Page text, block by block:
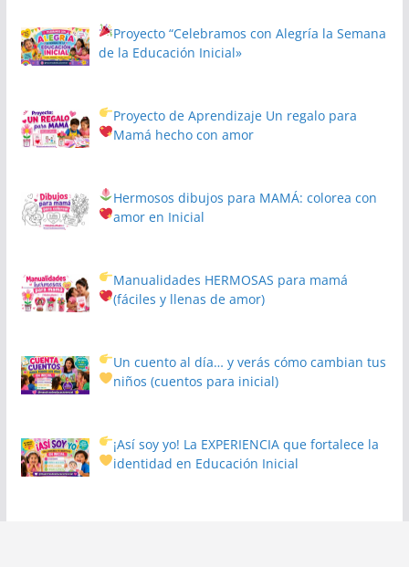
Proyecto“Celebramos con Alegría la Semana
de la Educación Inicial»
Proyecto de Aprendizaje Un regalo para
Mamá hecho con amor
Hermosos dibujos para MAMÁ: colorea con
amor en Inicial
Manualidades HERMOSAS para mamá
(fáciles y llenas de amor)
Un cuento al día… y verás cómo cambian tus
niños(cuentos para inicial)
¡Así soy yo! La EXPERIENCIA que fortalece la
identidad en Educación Inicial